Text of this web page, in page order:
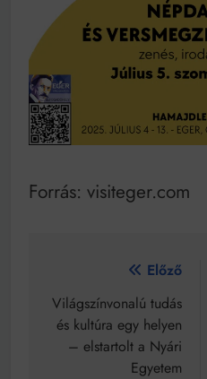
Forrás: visiteger.com
Bejegyzés
navigáció
Előző
Világszínvonalú tudás
és kultúra egy helyen
– elstartolt a Nyári
Egyetem